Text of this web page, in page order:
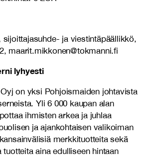
sijoittajasuhde- ja viestintäpäällikkö,
maarit.mikkonen@tokmanni.fi
lyhyesti
on yksi Pohjoismaiden johtavista
Yli 6 000 kaupan alan
ihmisten arkea ja juhlaa
ja ajankohtaisen valikoiman
merkkituotteita sekä
tuotteita aina edulliseen hintaan